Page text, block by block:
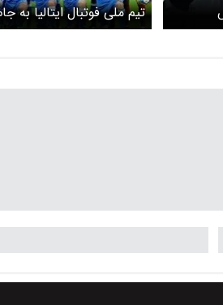
داد
تیم ملی فوتبال ایتالیا به
جهانی می‌رود؟